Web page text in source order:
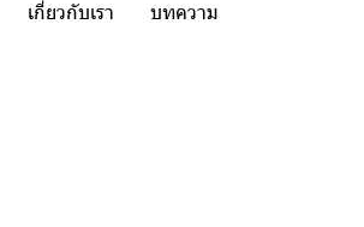
เกี่ยวกับเรา บทความ